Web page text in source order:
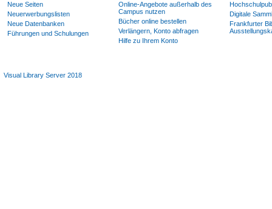
Neue Seiten
Neuerwerbungslisten
Neue Datenbanken
Führungen und Schulungen
Online-Angebote außerhalb des
Campus nutzen
Bücher online bestellen
Verlängern, Konto abfragen
Hilfe zu Ihrem Konto
Digitale
Frankfurter
Visual Library Server 2018